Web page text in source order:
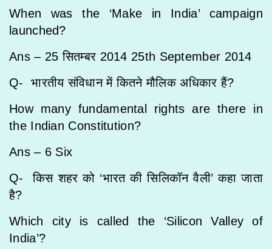
When was the ‘Make in India’ campaign
launched?
Ans – 25 सितम्बर 2014 25th September 2014
Q- भारतीय संविधान में कितने मौलिक अधिकार हैं?
How many fundamental rights are there in
the Indian Constitution?
Ans – 6 Six
Q- किस शहर को ‘भारत की सिलिकॉन वैली’ कहा जाता
है?
Which city is called the ‘Silicon Valley of
India’?